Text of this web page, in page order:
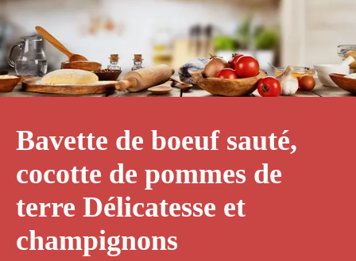
Bavette de boeuf sauté,
cocotte de pommes de
terre Délicatesse et
champignons